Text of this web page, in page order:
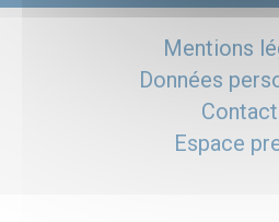
Mentions
Données
Espace